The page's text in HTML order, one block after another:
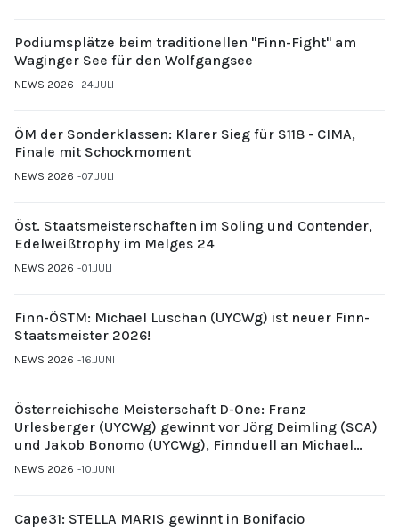
Podiumsplätze beim traditionellen "Finn-Fight" am
Waginger See für den Wolfgangsee
NEWS 2026 24.JULI
ÖM der Sonderklassen: Klarer Sieg für S118 - CIMA,
Finale mit Schockmoment
NEWS 2026 07.JULI
Öst. Staatsmeisterschaften im Soling und Contender,
Edelweißtrophy im Melges 24
NEWS 2026 01.JULI
Finn-ÖSTM: Michael Luschan (UYCWg) ist neuer Finn-
Staatsmeister 2026!
NEWS 2026 16.JUNI
Österreichische Meisterschaft D-One: Franz
Urlesberger (UYCWg) gewinnt vor Jörg Deimling (SCA)
und Jakob Bonomo (UYCWg), Finnduell an Michael
Gubi (UYCMo)
NEWS 2026 10.JUNI
Cape31: STELLA MARIS gewinnt in Bonifacio